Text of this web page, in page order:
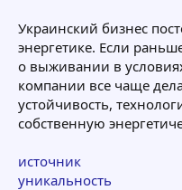
Украинский бизнес
энергетике. Если
о выживании в
компании все чаще
устойчивость,
собственную
источник
уникальность